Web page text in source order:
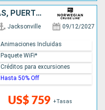
ESTADOS UNIDOS, BAHAMAS, PUERTO RICO, REPÚBLICA DOMINICANA
Jacksonville 09/12/2027
US$ 759 +Tasas
Animaciones Incluidas
Paquete WiFi*
Créditos para excursiones
Hasta 50% Off